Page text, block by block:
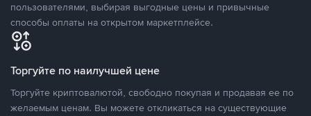
пользователями, выбирая выгодные цены и привычные
способы оплаты на открытом маркетплейсе.
Торгуйте по наилучшей цене
Торгуйте криптовалютой, свободно покупая и продавая ее по
желаемым ценам. Вы можете откликаться на существующие